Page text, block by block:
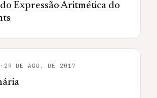
Expressão Aritmética do
· 29 DE AGO. DE 2017